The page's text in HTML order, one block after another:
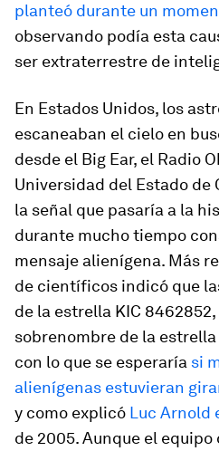
planteó durante un
observando podía esta
ser extraterrestre de
En Estados Unidos, los
escaneaban el cielo en
desde el Big Ear, el Radio
Universidad del Estado de
la señal que pasaría a la
durante mucho tiempo
mensaje alienígena. Más
de científicos indicó que
de la estrella KIC
sobrenombre de la
con lo que se esperaría si
alienígenas estuvieran
y como explicó Luc Arnold
de 2005. Aunque el